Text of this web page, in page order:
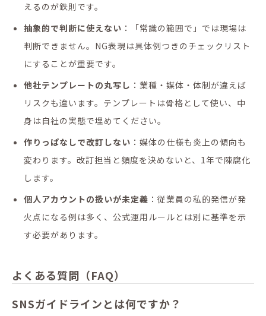
えるのが鉄則です。
抽象的で判断に使えない ：「常識の範囲で」では現場は
判断できません。NG表現は具体例つきのチェックリスト
にすることが重要です。
他社テンプレートの丸写し ：業種・媒体・体制が違えば
リスクも違います。テンプレートは骨格として使い、中
身は自社の実態で埋めてください。
作りっぱなしで改訂しない ：媒体の仕様も炎上の傾向も
変わります。改訂担当と頻度を決めないと、1年で陳腐化
します。
個人アカウントの扱いが未定義 ：従業員の私的発信が発
火点になる例は多く、公式運用ルールとは別に基準を示
す必要があります。
よくある質問（FAQ）
SNSガイドラインとは何ですか？